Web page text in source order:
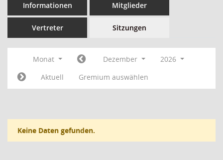
Informationen Mitglieder
Vertreter Sitzungen
Monat Dezember
2026
Aktuell
Gremium auswählen
Keine Daten gefunden.